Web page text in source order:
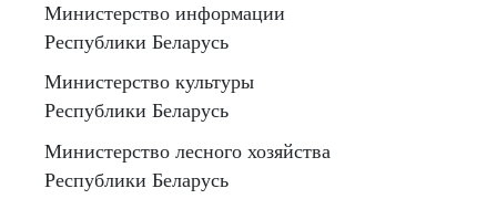
Министерство информации
Республики Беларусь
Министерство культуры
Республики Беларусь
Министерство лесного хозяйства
Республики Беларусь